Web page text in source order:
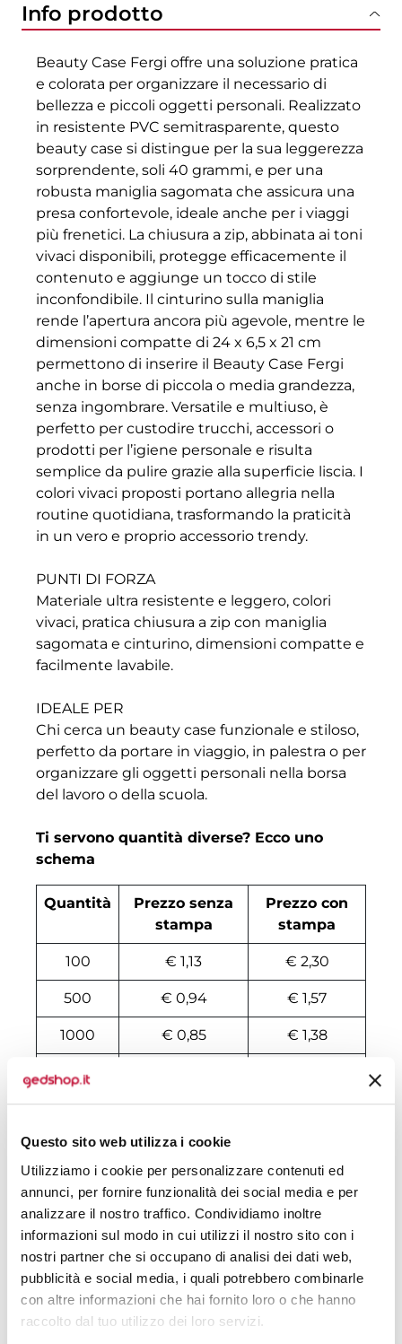
Questo sito web utilizza i cookie
Utilizziamo i cookie per personalizzare contenuti ed
annunci, per fornire funzionalità dei social media e per
analizzare il nostro traffico. Condividiamo inoltre
informazioni sul modo in cui utilizzi il nostro sito con i
nostri partner che si occupano di analisi dei dati web,
pubblicità e social media, i quali potrebbero combinarle
con altre informazioni che hai fornito loro o che hanno
raccolto dal tuo utilizzo dei loro servizi.
Info prodotto
Beauty Case Fergi offre una soluzione pratica
e colorata per organizzare il necessario di
bellezza e piccoli oggetti personali. Realizzato
in resistente PVC semitrasparente, questo
beauty case si distingue per la sua leggerezza
sorprendente, soli 40 grammi, e per una
robusta maniglia sagomata che assicura una
presa confortevole, ideale anche per i viaggi
più frenetici. La chiusura a zip, abbinata ai toni
vivaci disponibili, protegge efficacemente il
contenuto e aggiunge un tocco di stile
inconfondibile. Il cinturino sulla maniglia
rende l’apertura ancora più agevole, mentre le
dimensioni compatte di 24 x 6,5 x 21 cm
permettono di inserire il Beauty Case Fergi
anche in borse di piccola o media grandezza,
senza ingombrare. Versatile e multiuso, è
perfetto per custodire trucchi, accessori o
prodotti per l’igiene personale e risulta
semplice da pulire grazie alla superficie liscia. I
colori vivaci proposti portano allegria nella
routine quotidiana, trasformando la praticità
in un vero e proprio accessorio trendy.
PUNTI DI FORZA
Materiale ultra resistente e leggero, colori
vivaci, pratica chiusura a zip con maniglia
sagomata e cinturino, dimensioni compatte e
facilmente lavabile.
IDEALE PER
Chi cerca un beauty case funzionale e stiloso,
perfetto da portare in viaggio, in palestra o per
organizzare gli oggetti personali nella borsa
del lavoro o della scuola.
Ti servono quantità diverse? Ecco uno
schema
Quantità
Prezzo senza
stampa
Prezzo con
stampa
100 € 1,13 € 2,30
500 € 0,94 € 1,57
1000 € 0,85 € 1,38
2000
3000 € 0,80 € 1,26
4000 € 0,78
€ 0,78
6000 € 0,78 € 1,17
7000 € 0,78 € 1,10
8000 € 0,76 € 1,06
10000 € 0,75